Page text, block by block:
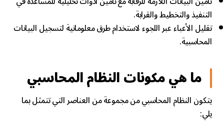
التنفيذ والتخطيط والقرابة.
تقليل الأعباء عبر اللجوء لاستخدام طرق معلوماتية لتسجيل البيانات
المحاسبية.
ما هي مكونات النظام المحاسبي
يتكون النظام المحاسبي من مجموعة من العناصر التي تتمثل بما
يلي: